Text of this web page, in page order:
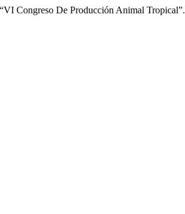
Congreso De Producción Animal Tropical”.